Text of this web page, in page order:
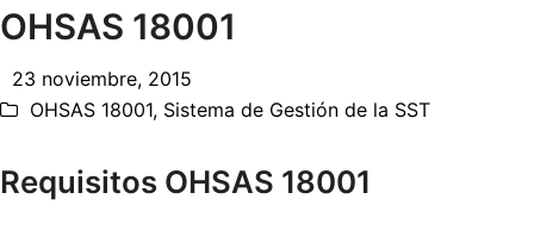
OHSAS 18001
23 noviembre, 2015
OHSAS 18001, Sistema de Gestión de la SST
Requisitos OHSAS 18001